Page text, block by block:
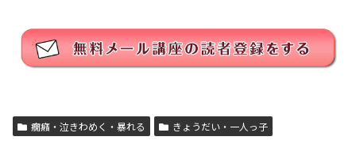
癇癪・泣きわめく・暴れる きょうだい・一人っ子